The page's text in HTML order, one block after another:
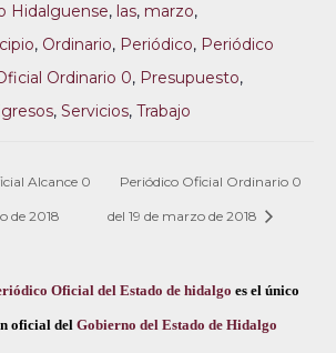
Hidalguense, las, marzo,
, Ordinario, Periódico, Periódico
Ordinario 0, Presupuesto,
, Servicios, Trabajo
Alcance 0
de 2018
Periódico Oficial Ordinario 0
del 19 de marzo de 2018
Oficial del Estado de hidalgo es el único
oficial del Gobierno del Estado de Hidalgo